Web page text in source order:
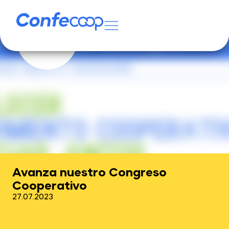
Avanza nuestro Congreso
Cooperativo
27.07.2023